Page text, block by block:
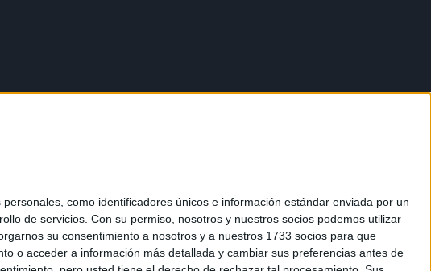
como identificadores únicos e información estándar enviada por un
de servicios. Con su permiso, nosotros y nuestros socios podemos utilizar
su consentimiento a nosotros y a nuestros 1733 socios para que
o acceder a información más detallada y cambiar sus preferencias antes de